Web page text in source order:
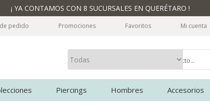
¡ YA CONTAMOS CON 8 SUCURSALES EN QUERÉTARO !
pedido Promociones Favoritos Mi cuenta
Piercings Hombres Accesorios